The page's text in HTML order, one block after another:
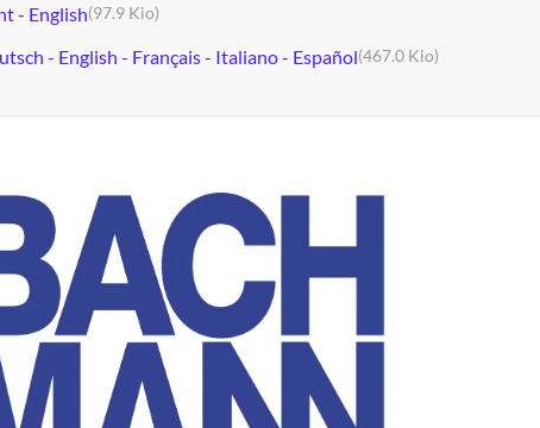
- English(97.9 Kio)
- English - Français - Italiano - Español(467.0 Kio)